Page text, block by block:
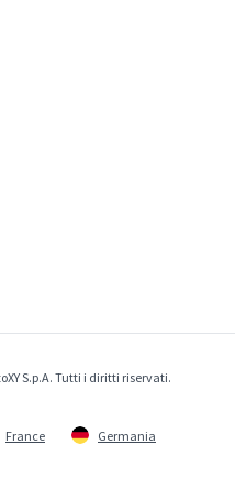
S.p.A. Tutti i diritti riservati.
France Germania